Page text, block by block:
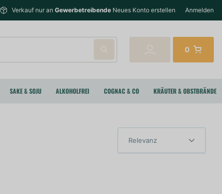
Verkauf nur an Gewerbetreibende Neues Konto erstellen Anmelden
0
SAKE & SOJU ALKOHOLFREI COGNAC & CO KRÄUTER & OBSTBRÄNDE